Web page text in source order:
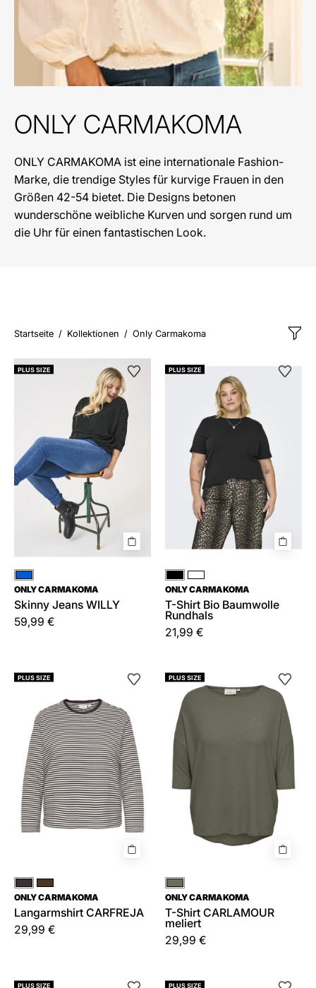
ONLY CARMAKOMA
ONLY CARMAKOMA ist eine internationale Fashion-
Marke, die trendige Styles für kurvige Frauen in den
Größen 42-54 bietet. Die Designs betonen
wunderschöne weibliche Kurven und sorgen rund um
die Uhr für einen fantastischen Look.
Startseite / Kollektionen / Only Carmakoma
Skinny
Jeans
WILLY
PLUS SIZE
Blau
ONLY CARMAKOMA
Skinny Jeans WILLY
59,99 €
Shirt
Bio
Baumwolle
Rundhals
PLUS SIZE
Schwarz
Weiß
ONLY CARMAKOMA
T-Shirt Bio Baumwolle
Rundhals
21,99 €
Langarmshirt
CARFREJA
PLUS SIZE
BraunBraun
ONLY CARMAKOMA
Langarmshirt CARFREJA
29,99 €
Shirt
CARLAMOUR
meliert
PLUS SIZE
Grün
ONLY CARMAKOMA
T-Shirt CARLAMOUR
meliert
29,99 €
Schlupfhose
PLUS SIZE
Satinrock
PLUS SIZE